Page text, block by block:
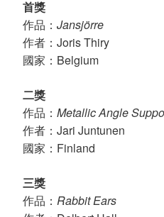
首獎
作品： Jansjörre
作者： Joris Thiry
國家： Belgium
二獎
作品： Metallic Angle
作者： Jari Juntunen
國家： Finland
三獎
作品： Rabbit Ears